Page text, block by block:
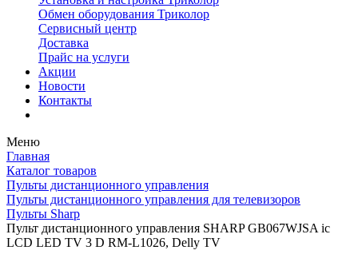
Обмен оборудования Триколор
Сервисный центр
Доставка
Прайс на услуги
Акции
Новости
Контакты
Меню
Главная
Каталог товаров
Пульты дистанционного управления
Пульты дистанционного управления для телевизоров
Пульты Sharp
Пульт дистанционного управления SHARP GB067WJSA ic
LCD LED TV 3 D RM-L1026, Delly TV